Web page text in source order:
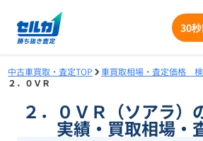
30
中古車買取・査定TOP 車買取相場・査定価格
２．０ＶＲ
２．０ＶＲ（ソアラ）
実績・買取相場・